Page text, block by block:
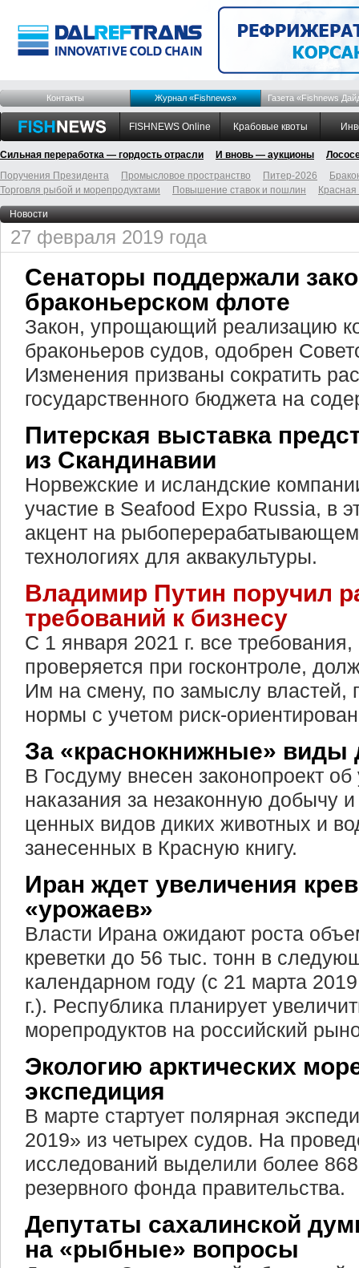
Контакты Журнал «Fishnews» Газета «Fishnews
FISHNEWS Online Крабовые квоты
Сильная переработка — гордость отрасли И вновь — аукционы
Поручения Президента
Промысловое пространство Питер-2026
Торговля рыбой и морепродуктами
Повышение ставок и пошлин
Новости
27 февраля 2019 года
Сенаторы поддержали
браконьерском флоте
Закон, упрощающий реализацию
браконьеров судов, одобрен
Изменения призваны сократить
государственного бюджета на
Питерская выставка
из Скандинавии
Норвежские и исландские
участие в Seafood Expo Russia, в
акцент на
технологиях для аквакультуры.
Владимир Путин поручил
требований к бизнесу
С 1 января 2021 г. все
проверяется при госконтроле,
Им на смену, по замыслу властей,
нормы с учетом риск-
За «краснокнижные» виды
В Госдуму внесен законопроект
наказания за незаконную добычу
ценных видов диких животных и
занесенных в Красную книгу.
Иран ждет увеличения
«урожаев»
Власти Ирана ожидают роста
креветки до 56 тыс. тонн в
календарном году (с 21 марта
г.). Республика планирует
морепродуктов на российский
Экологию арктических
экспедиция
В марте стартует полярная
2019» из четырех судов. На
исследований выделили более
резервного фонда правительства.
Депутаты сахалинской
на «рыбные» вопросы